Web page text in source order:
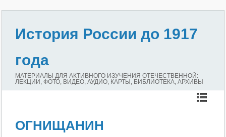
История России до 1917
года
МАТЕРИАЛЫ ДЛЯ АКТИВНОГО ИЗУЧЕНИЯ ОТЕЧЕСТВЕННОЙ:
ЛЕКЦИИ, ФОТО, ВИДЕО, АУДИО, КАРТЫ, БИБЛИОТЕКА, АРХИВЫ
ОГНИЩАНИН